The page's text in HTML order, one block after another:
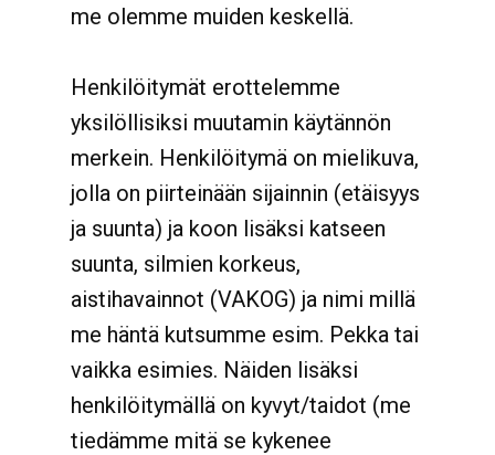
me olemme muiden keskellä.
Henkilöitymät erottelemme
yksilöllisiksi muutamin käytännön
merkein. Henkilöitymä on mielikuva,
jolla on piirteinään sijainnin (etäisyys
ja suunta) ja koon lisäksi katseen
suunta, silmien korkeus,
aistihavainnot (VAKOG) ja nimi millä
me häntä kutsumme esim. Pekka tai
vaikka esimies. Näiden lisäksi
henkilöitymällä on kyvyt/taidot (me
tiedämme mitä se kykenee